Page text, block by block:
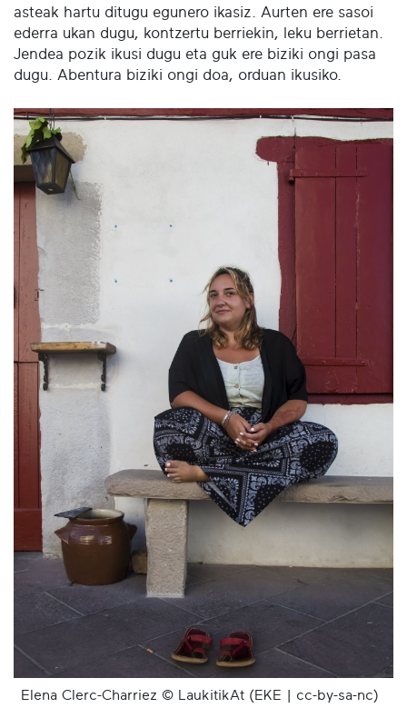
asteak hartu ditugu egunero ikasiz. Aurten ere sasoi
ederra ukan dugu, kontzertu berriekin, leku berrietan.
Jendea pozik ikusi dugu eta guk ere biziki ongi pasa
dugu. Abentura biziki ongi doa, orduan ikusiko.
Elena Clerc-Charriez © LaukitikAt (EKE | cc-by-sa-nc)